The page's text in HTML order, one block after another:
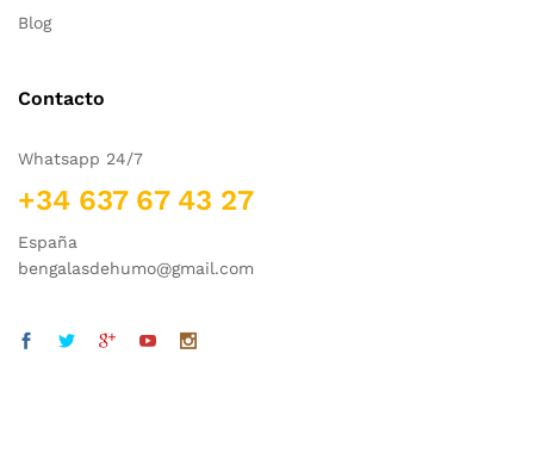
Blog
Contacto
Whatsapp 24/7
+34 637 67 43 27
España
bengalasdehumo@gmail.com